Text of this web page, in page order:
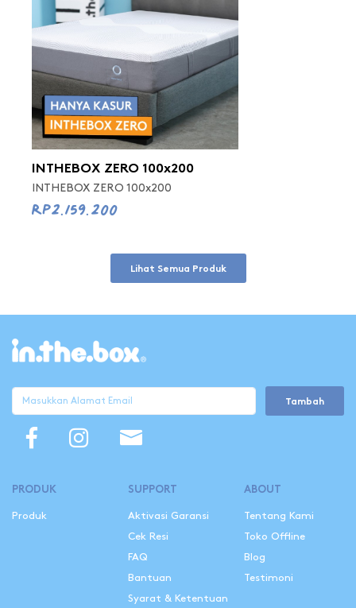
INTHEBOX ZERO 100x200
INTHEBOX ZERO 100x200
Rp2.159.200
Lihat Semua Produk
Tambah
PRODUK
Produk
SUPPORT
Aktivasi Garansi
Cek Resi
FAQ
Bantuan
Syarat & Ketentuan
ABOUT
Tentang Kami
Toko Offline
Blog
Testimoni